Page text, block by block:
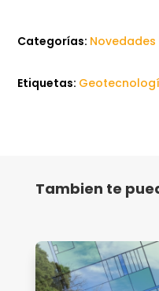
Categorías: Novedades
Etiquetas:
Tambien te